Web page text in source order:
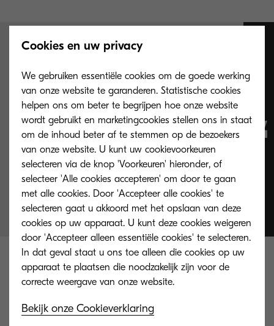
ingewikkelde
services in
waardevolle en
simpele processen.
Ontdek onze producten en
diensten
Cookies en uw privacy
We gebruiken essentiële cookies om de goede werking
van onze website te garanderen. Statistische cookies
helpen ons om beter te begrijpen hoe onze website
wordt gebruikt en marketingcookies stellen ons in staat
om de inhoud beter af te stemmen op de bezoekers
van onze website. U kunt uw cookievoorkeuren
selecteren via de knop 'Voorkeuren' hieronder, of
selecteer 'Alle cookies accepteren' om door te gaan
met alle cookies. Door 'Accepteer alle cookies' te
selecteren gaat u akkoord met het opslaan van deze
cookies op uw apparaat. U kunt deze cookies weigeren
door 'Accepteer alleen essentiële cookies' te selecteren.
In dat geval staat u ons toe alleen die cookies op uw
apparaat te plaatsen die noodzakelijk zijn voor de
Bekijk onze Cookieverklaring